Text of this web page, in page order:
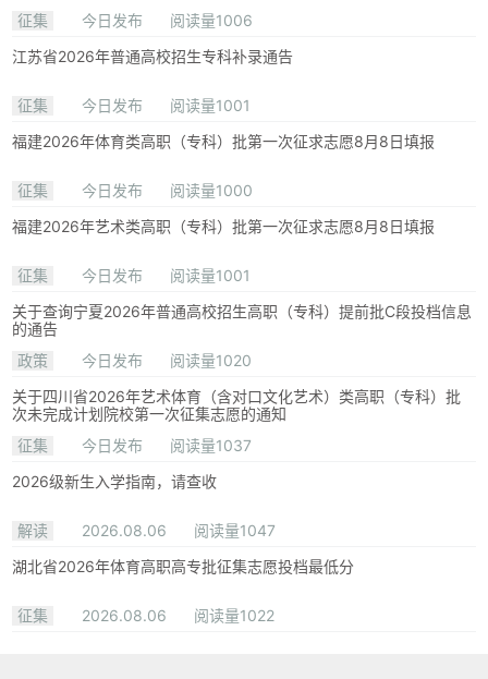
征集
今日发布
阅读量1006
江苏省2026年普通高校招生专科补录通告
征集 今日发布
阅读量1001
福建2026年体育类高职（专科）批第一次征求志愿8月8日填报
征集 今日发布
阅读量1000
福建2026年艺术类高职（专科）批第一次征求志愿8月8日填报
征集 今日发布
阅读量1001
关于查询宁夏2026年普通高校招生高职（专科）提前批C段投档信息
的通告
政策
今日发布
阅读量1020
关于四川省2026年艺术体育（含对口文化艺术）类高职（专科）批
次未完成计划院校第一次征集志愿的通知
征集
今日发布
阅读量1037
2026级新生入学指南，请查收
解读 2026.08.06
阅读量1047
湖北省2026年体育高职高专批征集志愿投档最低分
征集 2026.08.06 阅读量1022